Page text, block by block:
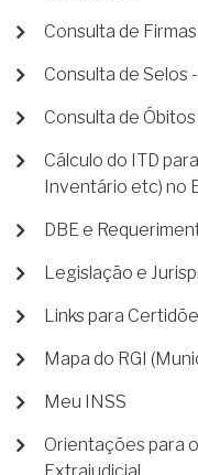
Consulta de
Consulta de Selos -
Consulta de
Cálculo do ITD
Inventário etc) no
DBE e
Legislação e
Links para
Mapa do RGI
Meu INSS
Orientações para
Extrajudicial